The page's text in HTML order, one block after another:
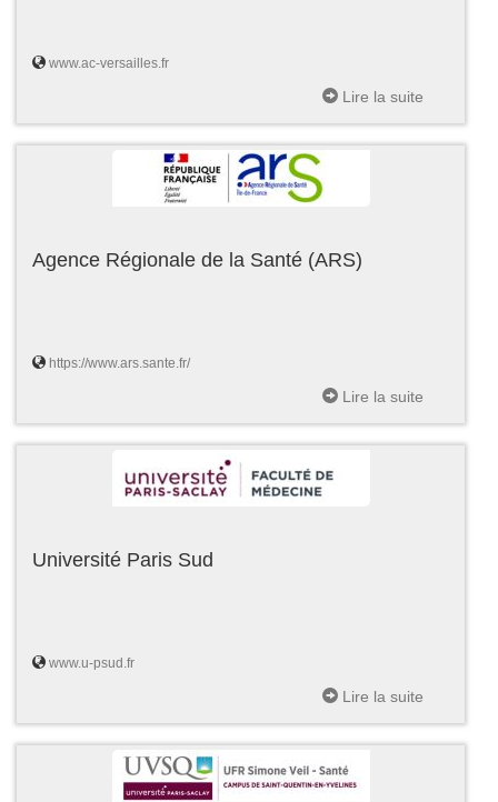
www.ac-versailles.fr
Lire la suite
Agence Régionale de la Santé (ARS)
https://www.ars.sante.fr/
Lire la suite
Université Paris Sud
www.u-psud.fr
Lire la suite